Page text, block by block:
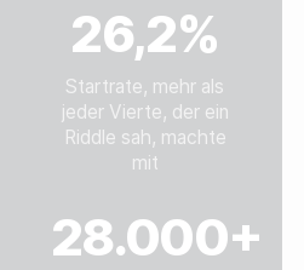
26,2%
Startrate, mehr als
jeder Vierte, der ein
Riddle sah, machte
mit
28.000+